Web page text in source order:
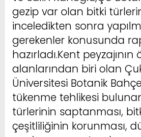
gezip var olan bitki
inceledikten sonra
gerekenler konusunda
hazırladı.Kent
alanlarından biri olan
Üniversitesi Botanik
tükenme tehlikesi
türlerinin saptanması,
çeşitliliğinin korunması,